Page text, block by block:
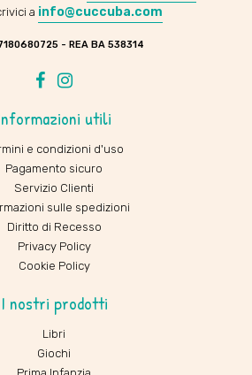
a info@cuccuba.com
- REA BA 538314
Facebook
utili
e condizioni d'uso
Pagamento sicuro
Servizio Clienti
sulle spedizioni
Diritto di Recesso
Privacy Policy
Cookie Policy
I nostri prodotti
Libri
Giochi